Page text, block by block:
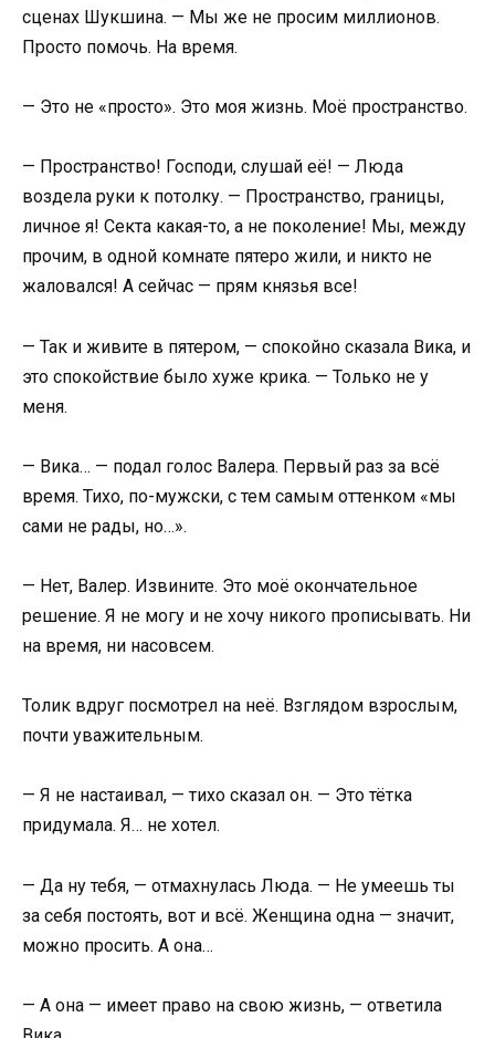
сценах Шукшина. — Мы же не просим миллионов.
Просто помочь. На время.
— Это не «просто». Это моя жизнь. Моё пространство.
— Пространство! Господи, слушай её! — Люда
воздела руки к потолку. — Пространство, границы,
личное я! Секта какая-то, а не поколение! Мы, между
прочим, в одной комнате пятеро жили, и никто не
жаловался! А сейчас — прям князья все!
— Так и живите в пятером, — спокойно сказала Вика, и
это спокойствие было хуже крика. — Только не у
меня.
— Вика… — подал голос Валера. Первый раз за всё
время. Тихо, по-мужски, с тем самым оттенком «мы
сами не рады, но…».
— Нет, Валер. Извините. Это моё окончательное
решение. Я не могу и не хочу никого прописывать. Ни
на время, ни насовсем.
Толик вдруг посмотрел на неё. Взглядом взрослым,
почти уважительным.
— Я не настаивал, — тихо сказал он. — Это тётка
придумала. Я… не хотел.
— Да ну тебя, — отмахнулась Люда. — Не умеешь ты
за себя постоять, вот и всё. Женщина одна — значит,
можно просить. А она…
— А она — имеет право на свою жизнь, — ответила